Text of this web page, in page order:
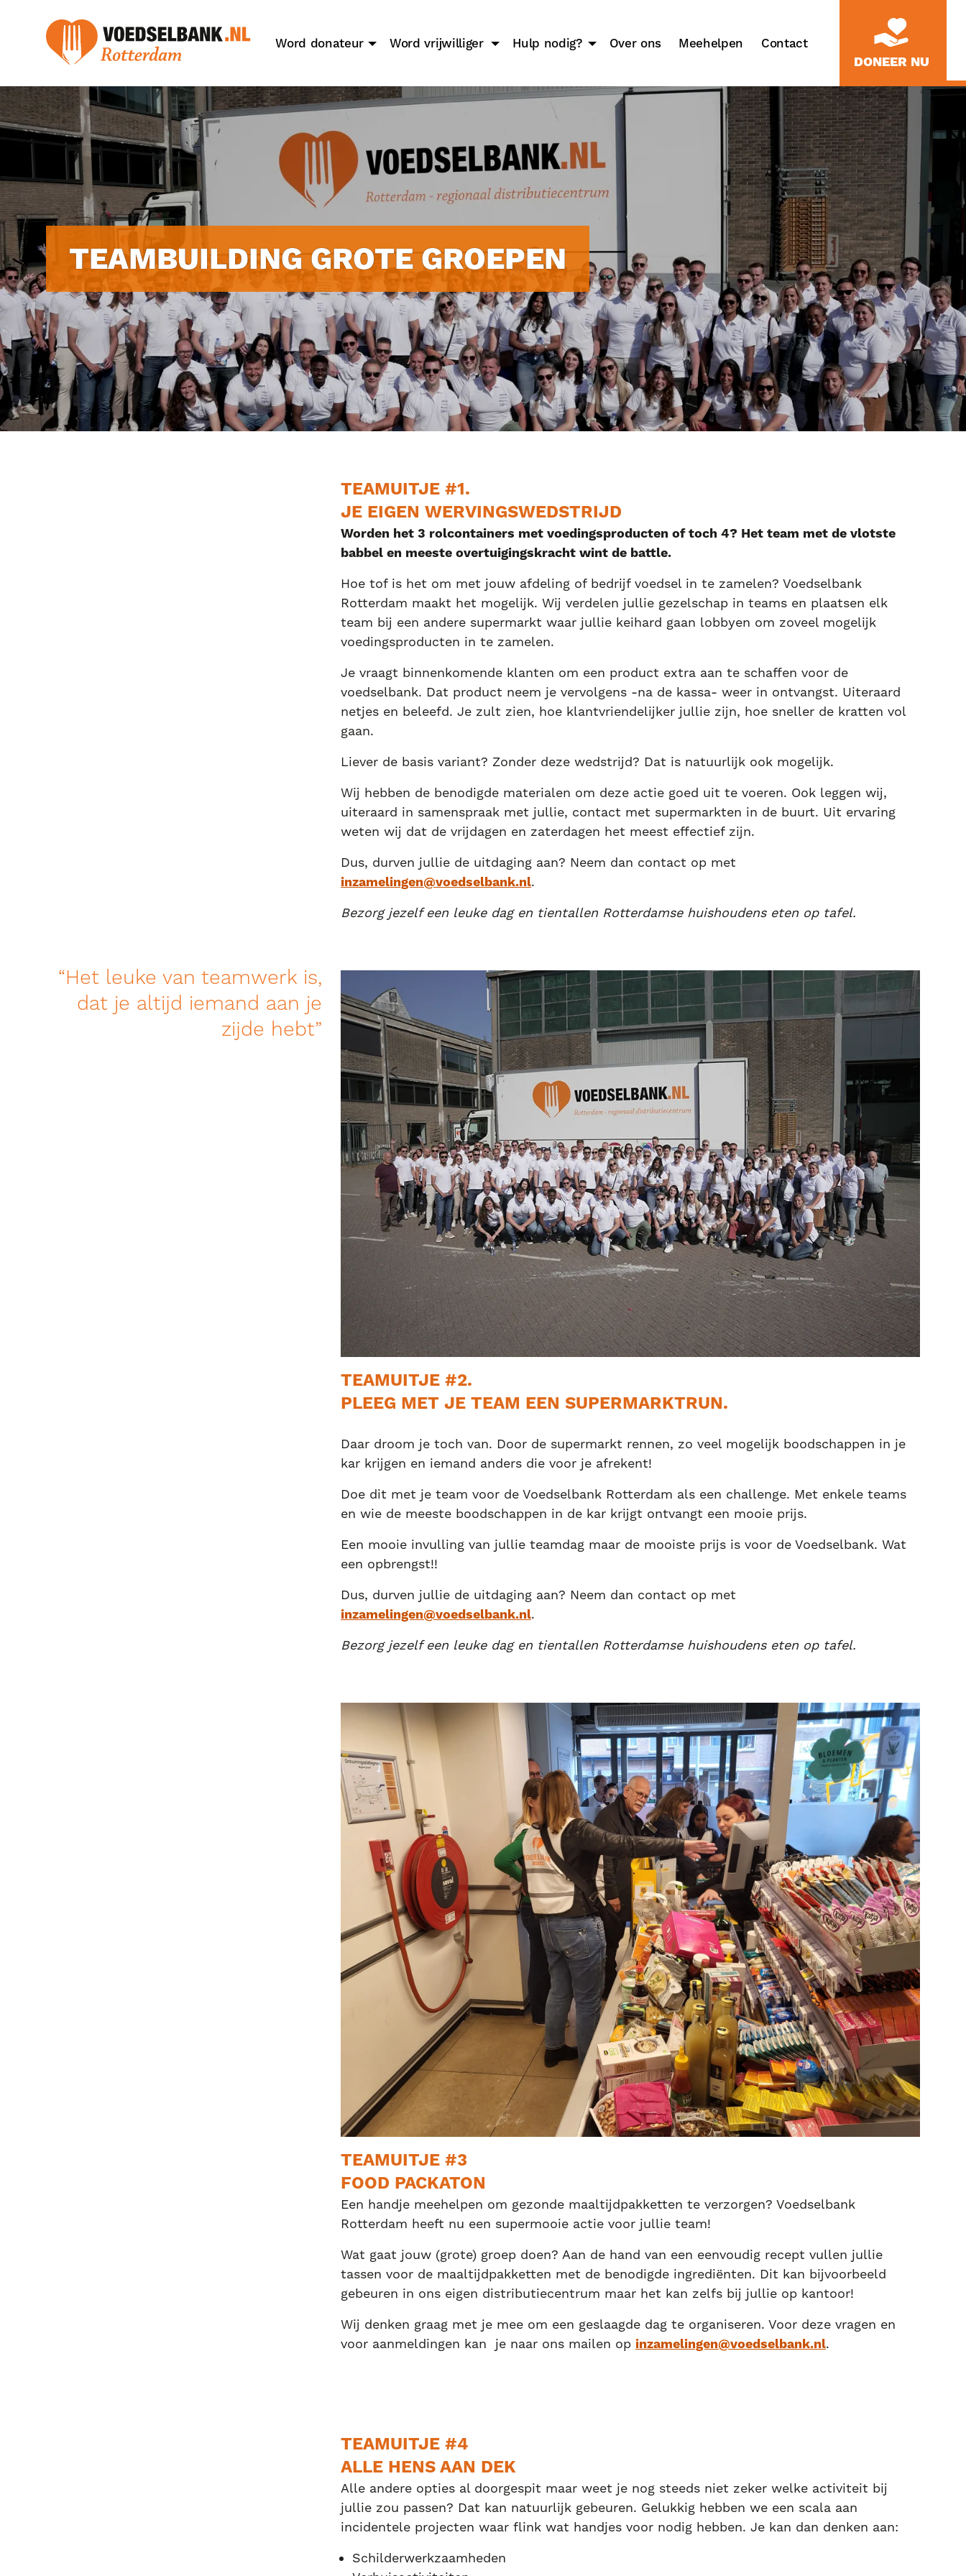
DONEER NU
Word donateur Word vrijwilliger Hulp nodig? Over ons Meehelpen Contact
TEAMBUILDING GROTE GROEPEN
TEAMUITJE #1.
JE EIGEN WERVINGSWEDSTRIJD
Worden het 3 rolcontainers met voedingsproducten of toch 4? Het team met de vlotste
babbel en meeste overtuigingskracht wint de battle.
Hoe tof is het om met jouw afdeling of bedrijf voedsel in te zamelen? Voedselbank
Rotterdam maakt het mogelijk. Wij verdelen jullie gezelschap in teams en plaatsen elk
team bij een andere supermarkt waar jullie keihard gaan lobbyen om zoveel mogelijk
voedingsproducten in te zamelen.
Je vraagt binnenkomende klanten om een product extra aan te schaffen voor de
voedselbank. Dat product neem je vervolgens -na de kassa- weer in ontvangst. Uiteraard
netjes en beleefd. Je zult zien, hoe klantvriendelijker jullie zijn, hoe sneller de kratten vol
gaan.
Liever de basis variant? Zonder deze wedstrijd? Dat is natuurlijk ook mogelijk.
Wij hebben de benodigde materialen om deze actie goed uit te voeren. Ook leggen wij,
uiteraard in samenspraak met jullie, contact met supermarkten in de buurt. Uit ervaring
weten wij dat de vrijdagen en zaterdagen het meest effectief zijn.
Dus, durven jullie de uitdaging aan? Neem dan contact op met
inzamelingen@voedselbank.nl.
Bezorg jezelf een leuke dag en tientallen Rotterdamse huishoudens eten op tafel.
Het leuke van teamwerk is,
dat je altijd iemand aan je
zijde hebt
TEAMUITJE #2.
PLEEG MET JE TEAM EEN SUPERMARKTRUN.
Daar droom je toch van. Door de supermarkt rennen, zo veel mogelijk boodschappen in je
kar krijgen en iemand anders die voor je afrekent!
Doe dit met je team voor de Voedselbank Rotterdam als een challenge. Met enkele teams
en wie de meeste boodschappen in de kar krijgt ontvangt een mooie prijs.
Een mooie invulling van jullie teamdag maar de mooiste prijs is voor de Voedselbank. Wat
een opbrengst!!
Dus, durven jullie de uitdaging aan? Neem dan contact op met
inzamelingen@voedselbank.nl.
Bezorg jezelf een leuke dag en tientallen Rotterdamse huishoudens eten op tafel.
TEAMUITJE #3
FOOD PACKATON
Een handje meehelpen om gezonde maaltijdpakketten te verzorgen? Voedselbank
Rotterdam heeft nu een supermooie actie voor jullie team!
Wat gaat jouw (grote) groep doen? Aan de hand van een eenvoudig recept vullen jullie
tassen voor de maaltijdpakketten met de benodigde ingrediënten. Dit kan bijvoorbeeld
gebeuren in ons eigen distributiecentrum maar het kan zelfs bij jullie op kantoor!
Wij denken graag met je mee om een geslaagde dag te organiseren. Voor deze vragen en
voor aanmeldingen kan je naar ons mailen op inzamelingen@voedselbank.nl.
TEAMUITJE #4
ALLE HENS AAN DEK
Alle andere opties al doorgespit maar weet je nog steeds niet zeker welke activiteit bij
jullie zou passen? Dat kan natuurlijk gebeuren. Gelukkig hebben we een scala aan
incidentele projecten waar flink wat handjes voor nodig hebben. Je kan dan denken aan:
Schilderwerkzaamheden